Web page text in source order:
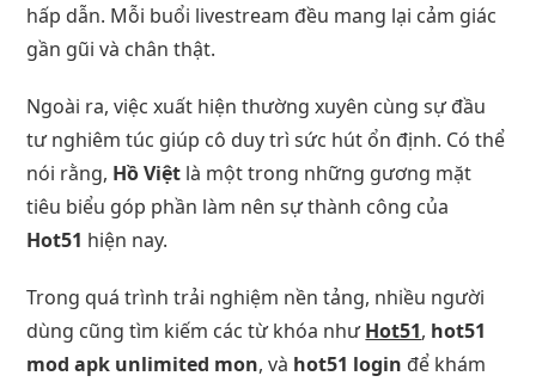
hấp dẫn. Mỗi buổi livestream đều mang lại cảm giác
gần gũi và chân thật.
Ngoài ra, việc xuất hiện thường xuyên cùng sự đầu
tư nghiêm túc giúp cô duy trì sức hút ổn định. Có thể
nói rằng, Hồ Việt là một trong những gương mặt
tiêu biểu góp phần làm nên sự thành công của
Hot51 hiện nay.
Trong quá trình trải nghiệm nền tảng, nhiều người
dùng cũng tìm kiếm các từ khóa nhưHot51, hot51
mod apk unlimited mon, và hot51 login để khám